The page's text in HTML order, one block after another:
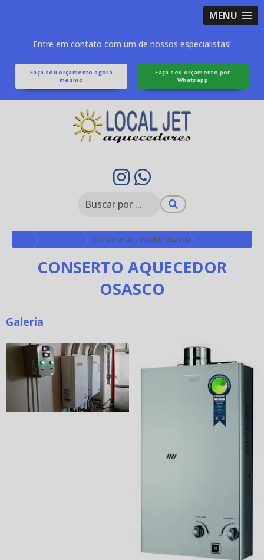
MENU
Entre em contato com um de nossos especialistas!
Faça seu orçamento agora
mesmo
Faça seu orçamento por
Whatsapp
Conserto aquecedor osasco
CONSERTO AQUECEDOR
OSASCO
Galeria